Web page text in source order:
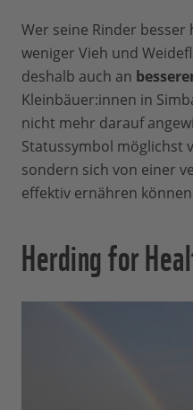
Wer seine Rinder
weniger Vieh und
deshalb auch an
Kleinbäuer:innen in
nicht mehr darauf
Statussymbol möglichst
sondern sich von einer
effektiv ernähren
Herding for